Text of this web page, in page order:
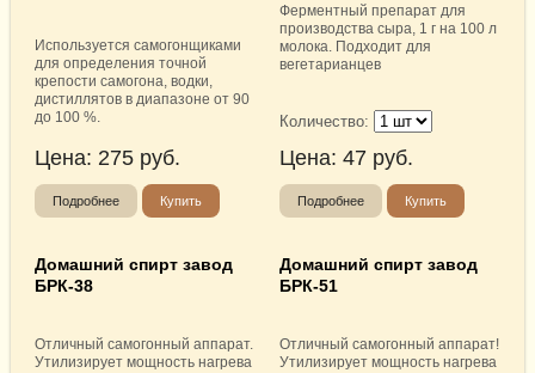
Используется самогонщиками
для определения точной
крепости самогона, водки,
дистиллятов в диапазоне от 90
до 100 %.
Цена: 275 руб.
Подробнее Купить
Ферментный препарат для
производства сыра, 1 г на 100 л
молока. Подходит для
вегетарианцев
Количество:
Цена: 47 руб.
Подробнее Купить
Домашний спирт завод
БРК-38
Отличный самогонный аппарат.
Утилизирует мощность нагрева
Домашний спирт завод
БРК-51
Отличный самогонный аппарат!
Утилизирует мощность нагрева